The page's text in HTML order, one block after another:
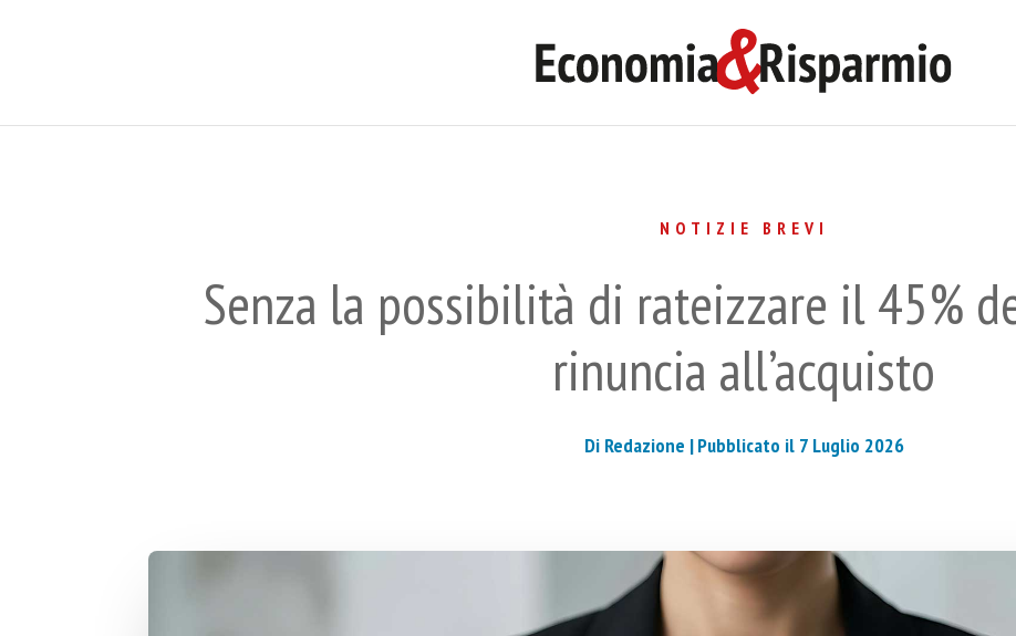
NOTIZIE BREVI
Senza la possibilità di rateizzare il 45%
rinuncia all’acquisto
Di Redazione |Pubblicato il 7 Luglio 2026